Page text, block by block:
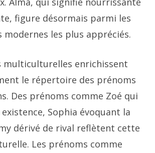
figure désormais parmi les
modernes les plus appréciés.
multiculturelles enrichissent
le répertoire des prénoms
Des prénoms comme Zoé qui
Sophia évoquant la
dérivé de rival reflètent cette
Les prénoms comme